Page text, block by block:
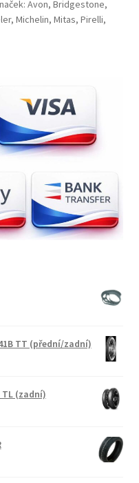
Avon, Bridgestone,
Michelin, Mitas, Pirelli,
TT (přední/zadní)
TL (zadní)